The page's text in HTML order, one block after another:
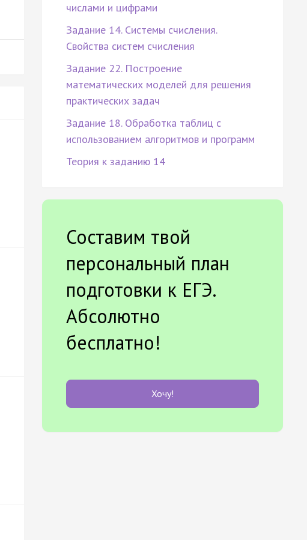
числами и цифрами
Задание 14. Системы счисления.
Свойства систем счисления
Задание 22. Построение
математических моделей для решения
практических задач
Задание 18. Обработка таблиц с
использованием алгоритмов и программ
Теория к заданию 14
Составим твой
персональный план
подготовки к ЕГЭ.
Абсолютно
бесплатно!
Хочу!